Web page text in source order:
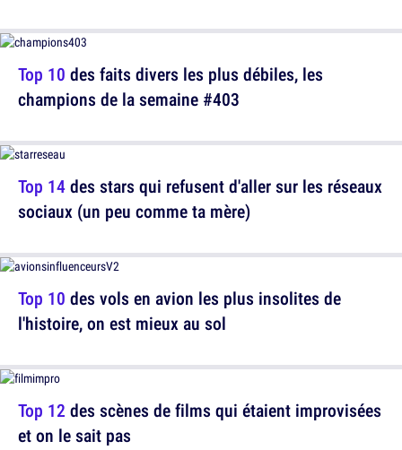
Top 14des stars qui refusent d'aller sur les réseaux
sociaux (un peu comme ta mère)
Top 12 des scènes de films qui étaient improvisées
et on le sait pas
Top 10 des faits divers les plus débiles, les
champions de la semaine #403
Top 10 des vols en avion les plus insolites de
l'histoire, on est mieux au sol